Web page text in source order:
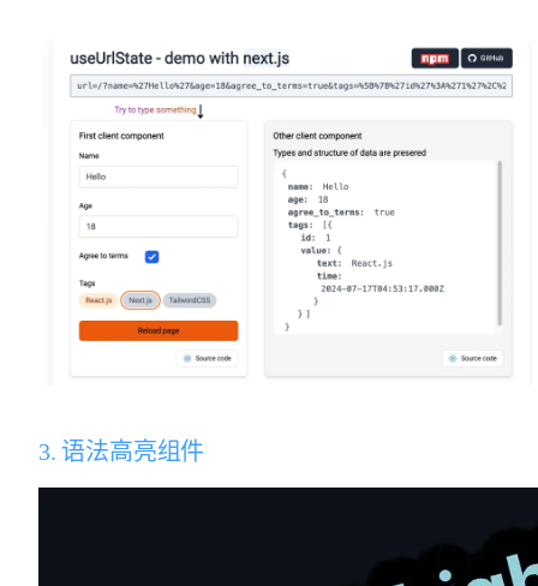
3. 语法高亮组件